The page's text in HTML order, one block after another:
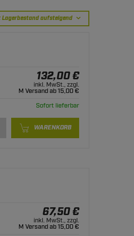
: Lagerbestand aufsteigend
132,00 €
inkl. MwSt., zzgl.
M Versand ab 15,00 €
Sofort lieferbar
WARENKORB
67,50 €
inkl. MwSt., zzgl.
M Versand ab 15,00 €